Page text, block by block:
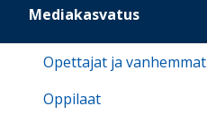
Mediakasvatus
Opettajat ja vanhemmat
Oppilaat